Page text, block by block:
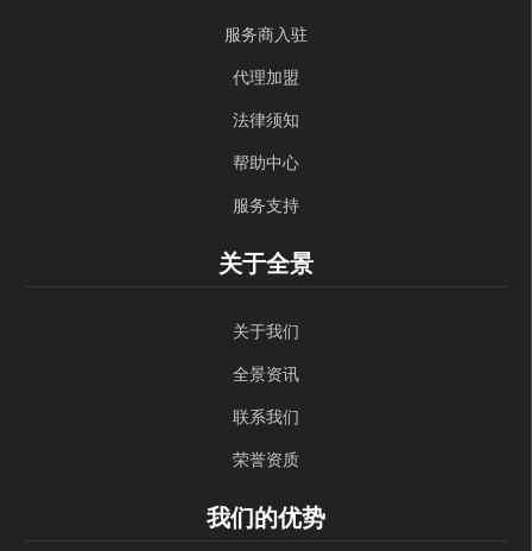
服务商入驻
代理加盟
法律须知
帮助中心
服务支持
关于全景
关于我们
全景资讯
联系我们
荣誉资质
我们的优势